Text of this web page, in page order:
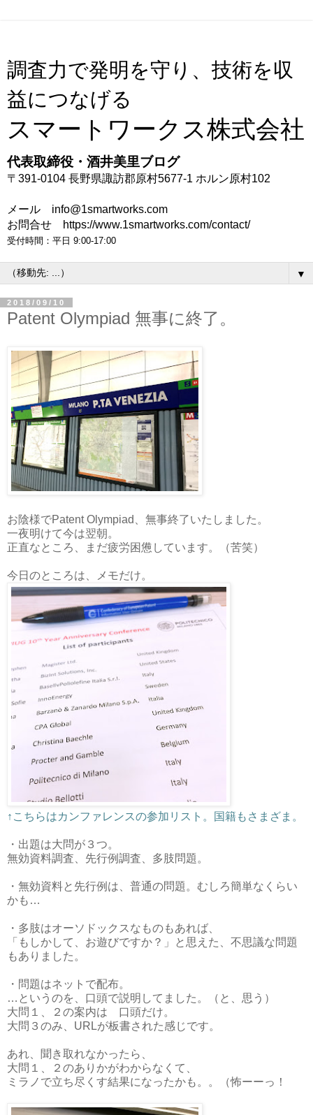
調査力で発明を守り、技術を収
益につなげる
スマートワークス株式会社
代表取締役・酒井美里ブログ
〒391-0104 長野県諏訪郡原村5677-1 ホルン原村102
メール info@1smartworks.com
お問合せ https://www.1smartworks.com/contact/
受付時間：平日 9:00-17:00
▼
2018/09/10
Patent Olympiad 無事に終了。
お陰様でPatent Olympiad、無事終了いたしました。
一夜明けて今は翌朝。
正直なところ、まだ疲労困憊しています。（苦笑）
今日のところは、メモだけ。
↑こちらはカンファレンスの参加リスト。国籍もさまざま。
・出題は大問が３つ。
無効資料調査、先行例調査、多肢問題。
・無効資料と先行例は、普通の問題。むしろ簡単なくらい
かも…
・多肢はオーソドックスなものもあれば、
「もしかして、お遊びですか？」と思えた、不思議な問題
もありました。
・問題はネットで配布。
…というのを、口頭で説明してました。（と、思う）
大問１、２の案内は 口頭だけ。
大問３のみ、URLが板書された感じです。
あれ、聞き取れなかったら、
大問１、２のありかがわからなくて、
ミラノで立ち尽くす結果になったかも。。（怖ーーっ！